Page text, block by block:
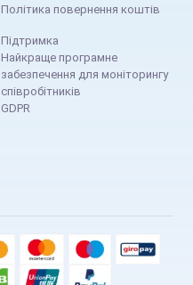
Політика повернення коштів
Підтримка
Найкраще програмне
забезпечення для моніторингу
співробітників
GDPR